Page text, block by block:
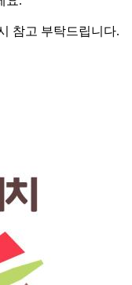
참고 부탁드립니다.